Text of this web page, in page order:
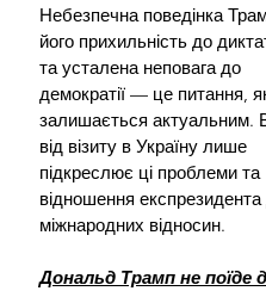
Небезпечна поведінка
його прихильність до
та усталена неповага до
демократії — це питання,
залишається актуальним.
від візиту в Україну лише
підкреслює ці проблеми та
відношення
міжнародних відносин.
Дональд Трамп не поїде